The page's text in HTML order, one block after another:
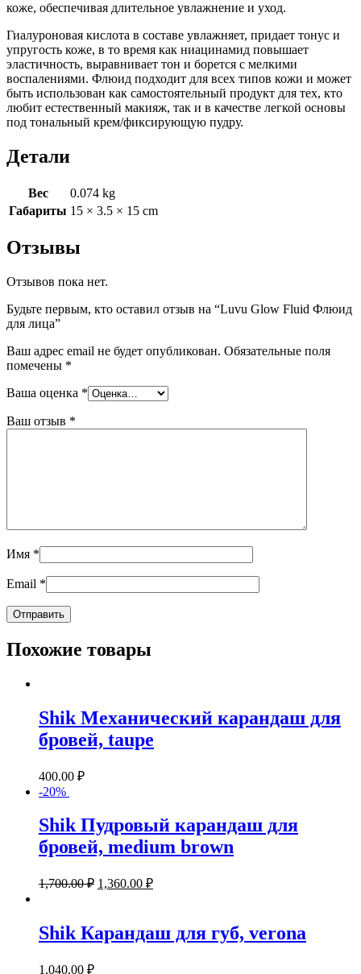
коже, обеспечивая длительное увлажнение и уход.
Гиалуроновая кислота в составе увлажняет, придает тонус и
упругость коже, в то время как ниацинамид повышает
эластичность, выравнивает тон и борется с мелкими
воспалениями. Флюид подходит для всех типов кожи и может
быть использован как самостоятельный продукт для тех, кто
любит естественный макияж, так и в качестве легкой основы
под тональный крем/фиксирующую пудру.
Детали
Вес
0.074 kg
Габариты 15 × 3.5 × 15 cm
Отзывы
Отзывов пока нет.
Будьте первым, кто оставил отзыв на “Luvu Glow Fluid Флюид
для лица”
Ваш адрес email не будет опубликован. Обязательные поля
помечены *
Ваша оценка *
Ваш отзыв *
Имя *
Email *
Похожие товары
Shik Механический карандаш для
бровей, taupe
400.00 ₽
-20%
Shik Пудровый карандаш для
бровей, medium brown
1,700.00₽ 1,360.00 ₽
Shik Карандаш для губ, verona
1,040.00 ₽